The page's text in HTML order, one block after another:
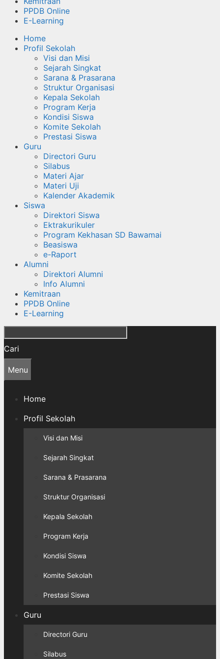
PPDB Online
E-Learning
Home
Profil Sekolah
Visi dan Misi
Sejarah Singkat
Sarana & Prasarana
Struktur Organisasi
Kepala Sekolah
Program Kerja
Kondisi Siswa
Komite Sekolah
Prestasi Siswa
Guru
Directori Guru
Silabus
Materi Ajar
Materi Uji
Kalender Akademik
Siswa
Direktori Siswa
Ektrakurikuler
Program Kekhasan SD Bawamai
Beasiswa
e-Raport
Alumni
Direktori Alumni
Info Alumni
Kemitraan
PPDB Online
E-Learning
Cari
Menu
Home
Profil Sekolah
Visi dan Misi
Sejarah Singkat
Sarana & Prasarana
Struktur Organisasi
Kepala Sekolah
Program Kerja
Kondisi Siswa
Komite Sekolah
Prestasi Siswa
Guru
Directori Guru
Silabus